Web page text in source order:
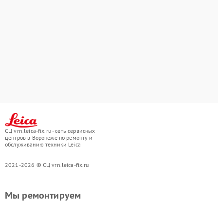
СЦ vrn.leica-fix.ru - сеть сервисных
центров в Воронеже по ремонту и
обслуживанию техники Leica
2021-2026 © СЦ vrn.leica-fix.ru
Мы ремонтируем